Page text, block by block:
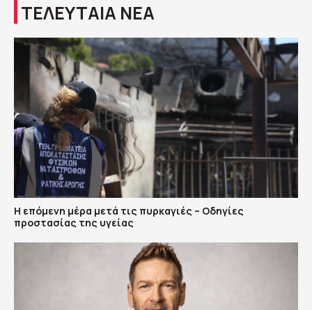
ΤΕΛΕΥΤΑΙΑ ΝΕΑ
Η επόμενη μέρα μετά τις πυρκαγιές – Οδηγίες
προστασίας της υγείας